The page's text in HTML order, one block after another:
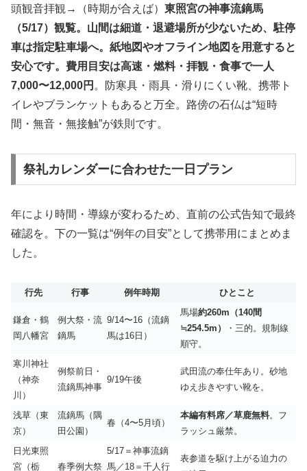
頭観音拝観→（時期が合えば） 東照宮の神事流鏑馬
（5/17）観覧。山間は細道・退避場所が少ないため、駐停
車は指定駐車場へ。紙地図やオフライン地図を用意すると
安心です。費用目安は高速・燃料・拝観・食事で一人
7,000〜12,000円 。防寒具・雨具・滑りにくい靴、携帯ト
イレやブランケットもあると万全。路傍の石仏は“短時
間・無音・無接触”が鉄則です。
祭礼カレンダーに合わせた一日プラン
年により時間・導線が変わるため、直前の公式告知で最終
確認を。下の一覧は“例年の目安”として携帯用にまとめま
した。
行先 行事 例年時期 ひとこと
鎌倉・鶴
岡八幡宮
例大祭・流
鏑馬
9/14〜16（流鏑
馬は16日）
馬場約260m（140間
≒254.5m）
・三的。規制線
順守。
寒川神社
（神奈
川）
例祭前日・
流鏑馬神事
9/19午後
武田流の奉仕年あり。砂地
ゆえ歩きやすい靴を。
浅草（東
京）
流鏑馬（隅
田公園）
春（4〜5月頃）
本編有料席／草鹿無料。フ
ラッシュ厳禁。
日光東照
宮（栃
春季例大祭
5/17＝神事流鏑
馬／18＝千人行
表参道を駆け上がる迫力の